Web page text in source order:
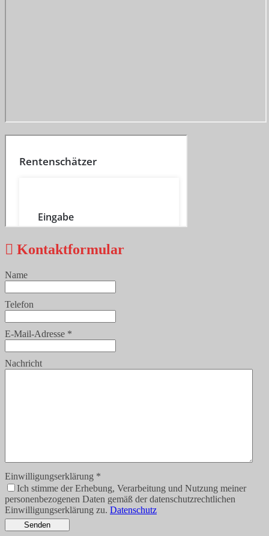
Kontaktformular
Name
Telefon
E-Mail-Adresse *
Nachricht
Einwilligungserklärung *
Ich stimme der Erhebung, Verarbeitung und Nutzung meiner
personenbezogenen Daten gemäß der datenschutzrechtlichen
Einwilligungserklärung zu. Datenschutz
Senden